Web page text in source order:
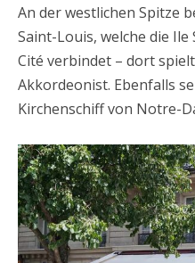
An der westlichen Spitze
Saint-Louis, welche die
Cité verbindet – dort
Akkordeonist. Ebenfalls
Kirchenschiff von Notre-